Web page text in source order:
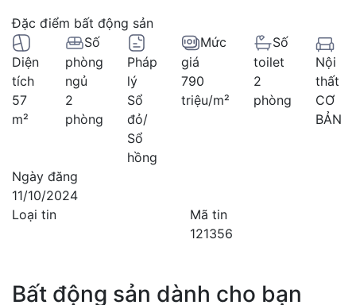
Đặc điểm bất động sản
Diện
tích
57
m²
Số
phòng
ngủ
2
phòng
Pháp
lý
Sổ
đỏ/
Sổ
hồng
Mức
giá
790
triệu/m²
Số
toilet
2
phòng
Nội
thất
CƠ
BẢN
Ngày đăng
11/10/2024
Loại tin
Mã tin
121356
Bất động sản dành cho bạn